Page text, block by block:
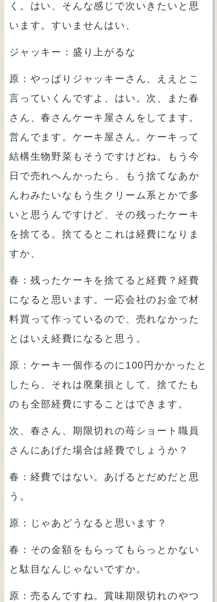
く。はい、そんな感じで次いきたいと思
います。すいませんはい、
ジャッキー：盛り上がるな
原：やっぱりジャッキーさん、ええとこ
言っていくんですよ、はい。次、また春
さん、春さんケーキ屋さんをしてます。
営んでます。ケーキ屋さん。ケーキって
結構生物野菜もそうですけどね。もう今
日で売れへんかったら、もう捨てなあか
んわみたいなもう生クリーム系とかで多
いと思うんですけど、その残ったケーキ
を捨てる。捨てるとこれは経費になりま
すか、
春：残ったケーキを捨てると経費？経費
になると思います。一応会社のお金で材
料買って作っているので、売れなかった
とはいえ経費になると思う。
原：ケーキ一個作るのに 100 円かかったと
したら、それは廃棄損として、捨てたも
のも全部経費にすることはできます。
次、春さん、期限切れの苺ショート職員
さんにあげた場合は経費でしょうか？
春：経費ではない。あげるとだめだと思
う。
原：じゃあどうなると思います？
春：その金額をもらってもらっとかない
と駄目なんじゃないですか。
原：売るんですね。賞味期限切れのやつ